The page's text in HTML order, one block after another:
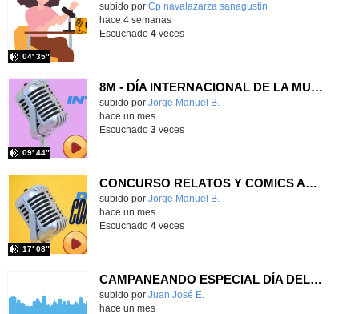
Contenido educativo.
subido por Cp navalazarza sanagustin
04′ 35″
hace 4 semanas
Escuchado 4veces
8M - DÍA INTERNACIONAL DE LA MUJER
Contenido educativo.
subido por Jorge Manuel B.
09′ 44″
hace un mes
Escuchado 3veces
CONCURSO RELATOS Y COMICS AMPA CEIP PRÍNCIPE FELIPE
Contenido educativo.
subido por Jorge Manuel B.
17′ 08″
hace un mes
Escuchado 4veces
CAMPANEANDO ESPECIAL DÍA DEL LIBRO 2026
Contenido educativo.
subido por Juan José E.
hace un mes